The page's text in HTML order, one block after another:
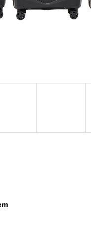
KUFR M - BLACK